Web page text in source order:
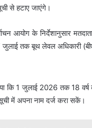
से हटाए जाएंगे।
आयोग के निर्देशानुसार
तक बूथ लेवल अधिकारी
कि 1 जुलाई 2026 तक 18
में अपना नाम दर्ज करा सकें।